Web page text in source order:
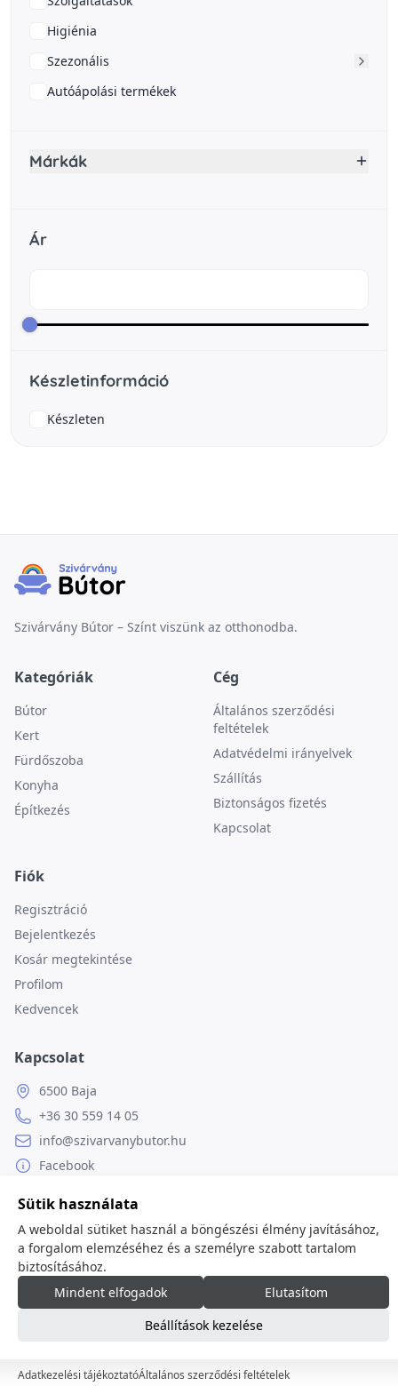
Higiénia
Szezonális
Autóápolási termékek
Márkák
Ár
Készletinformáció
Készleten
Szivárvány Bútor – Színt viszünk az otthonodba.
Kategóriák
Bútor
Kert
Fürdőszoba
Konyha
Építkezés
Cég
Általános szerződési
feltételek
Adatvédelmi irányelvek
Szállítás
Biztonságos fizetés
Kapcsolat
Fiók
Regisztráció
Bejelentkezés
Kosár megtekintése
Profilom
Kedvencek
Kapcsolat
6500 Baja
+36 30 559 14 05
info@szivarvanybutor.hu
Facebook
© 2026minden jog fenntartva.
Sütik használata
A weboldal sütiket használ a böngészési élmény javításához,
a forgalom elemzéséhez és a személyre szabott tartalom
biztosításához.
Mindent elfogadok
Elutasítom
Beállítások kezelése
Adatkezelési tájékoztatóÁltalános szerződési feltételek